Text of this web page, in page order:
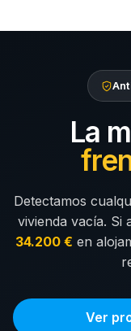
La
Detectamos
vivienda vacía. Si
34.200 € en
Ver